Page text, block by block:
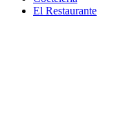
El Restaurante